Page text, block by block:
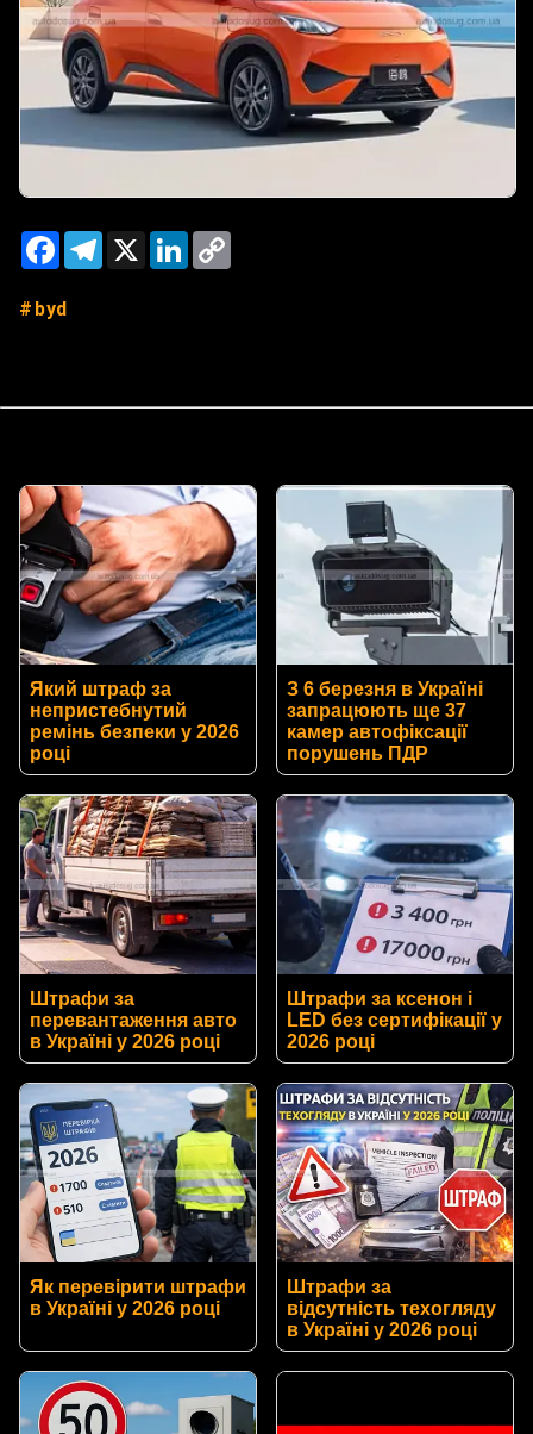
FacebookTelegram
X LinkedIn
byd
Який штраф за
непристебнутий
ремінь безпеки у 2026
році
З 6 березня в Україні
запрацюють ще 37
камер автофіксації
порушень ПДР
Штрафи за
перевантаження авто
в Україні у 2026 році
Штрафи за ксенон і
LED без сертифікації у
2026 році
Як перевірити штрафи
в Україні у 2026 році
Штрафи за
відсутність техогляду
в Україні у 2026 році